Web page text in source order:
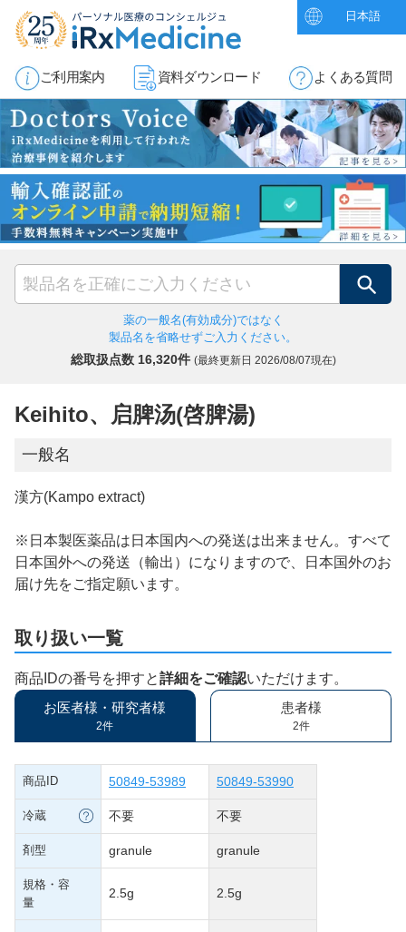
日本語
ご利用案内 資料ダウンロード よくある質問
検索
薬の一般名(有効成分)ではなく
製品名を省略せずご入力ください。
総取扱点数 16,320件 (最終更新日 2026/08/07現在)
Keihito、启脾汤(啓脾湯)
一般名
漢方(Kampo extract)
※日本製医薬品は日本国内への発送は出来ません。すべて
日本国外への発送（輸出）になりますので、日本国外のお
届け先をご指定願います。
取り扱い一覧
商品IDの番号を押すと詳細をご確認いただけます。
お医者様・研究者様
2件
患者様
2件
商品ID 50849-53989 50849-53990
冷蔵 不要 不要
剤型 granule granule
規格・容
量
2.5g 2.5g